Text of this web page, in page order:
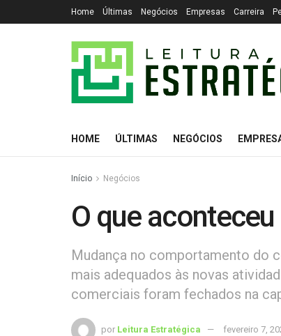
Home Últimas Negócios Empresas Carreira
HOME ÚLTIMAS NEGÓCIOS
Início Negócios
O que
Mudança no comportamento do
mais adequados às novas
comerciais foram fechados na
por Leitura Estratégica fevereiro 7,